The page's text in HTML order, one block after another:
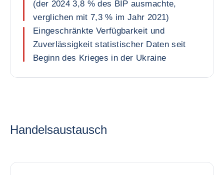
(der 2024 3,8 % des BIP ausmachte,
verglichen mit 7,3 % im Jahr 2021)
Eingeschränkte Verfügbarkeit und
Zuverlässigkeit statistischer Daten seit
Beginn des Krieges in der Ukraine
Handelsaustausch